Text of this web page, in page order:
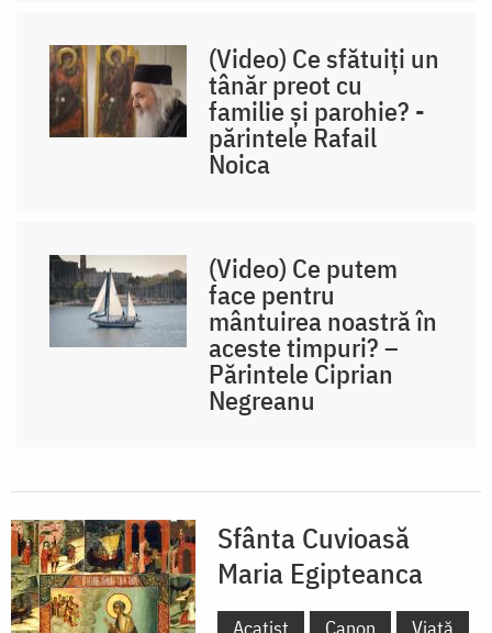
(Video) Ce sfătuiți un
tânăr preot cu
familie și parohie? -
părintele Rafail
Noica
(Video) Ce putem
face pentru
mântuirea noastră în
aceste timpuri? –
Părintele Ciprian
Negreanu
Sfânta Cuvioasă
Maria Egipteanca